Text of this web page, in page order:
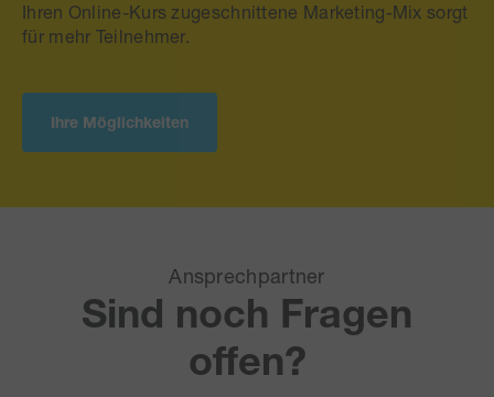
Ihren Online-Kurs zugeschnittene Marketing-Mix sorgt
für mehr Teilnehmer.
Ihre Möglichkeiten
Ansprechpartner
Sind noch Fragen
offen?